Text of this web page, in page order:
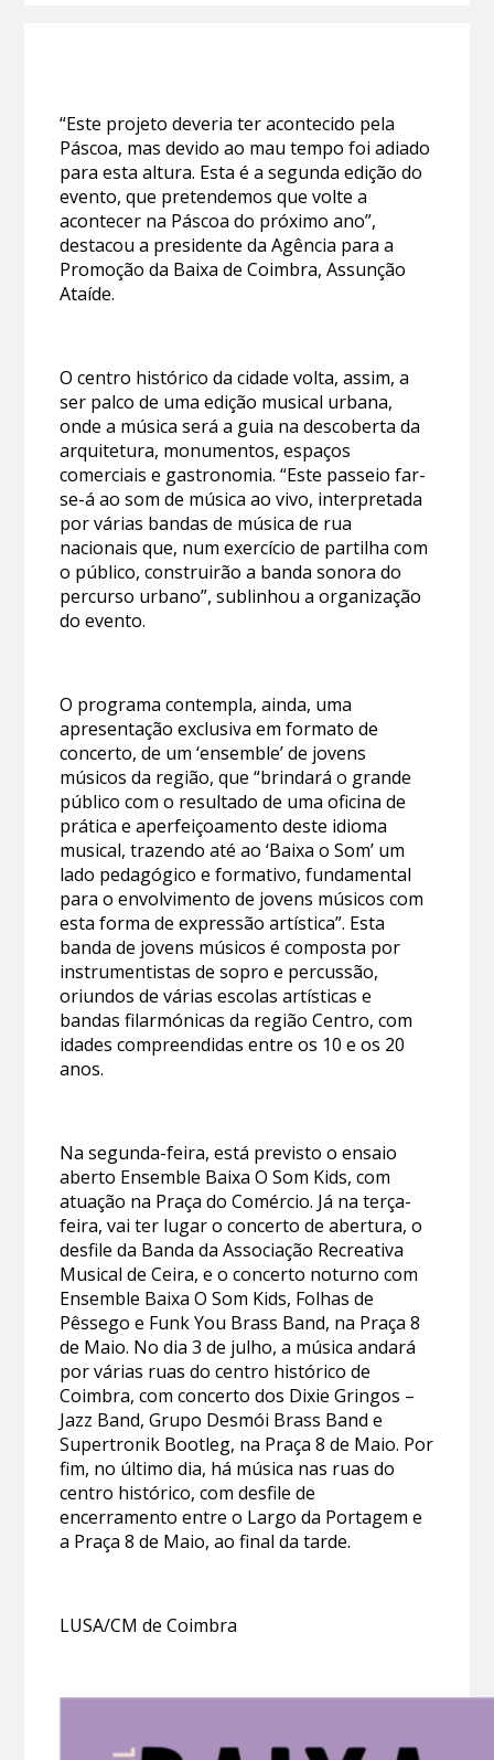
“Este projeto deveria ter acontecido pela
Páscoa, mas devido ao mau tempo foi adiado
para esta altura. Esta é a segunda edição do
evento, que pretendemos que volte a
acontecer na Páscoa do próximo ano”,
destacou a presidente da Agência para a
Promoção da Baixa de Coimbra, Assunção
Ataíde.
O centro histórico da cidade volta, assim, a
ser palco de uma edição musical urbana,
onde a música será a guia na descoberta da
arquitetura, monumentos, espaços
comerciais e gastronomia. “Este passeio far-
se-á ao som de música ao vivo, interpretada
por várias bandas de música de rua
nacionais que, num exercício de partilha com
o público, construirão a banda sonora do
percurso urbano”, sublinhou a organização
do evento.
O programa contempla, ainda, uma
apresentação exclusiva em formato de
concerto, de um ‘ensemble’ de jovens
músicos da região, que “brindará o grande
público com o resultado de uma oficina de
prática e aperfeiçoamento deste idioma
musical, trazendo até ao ‘Baixa o Som’ um
lado pedagógico e formativo, fundamental
para o envolvimento de jovens músicos com
esta forma de expressão artística”. Esta
banda de jovens músicos é composta por
instrumentistas de sopro e percussão,
oriundos de várias escolas artísticas e
bandas filarmónicas da região Centro, com
idades compreendidas entre os 10 e os 20
anos.
Na segunda-feira, está previsto o ensaio
aberto Ensemble Baixa O Som Kids, com
atuação na Praça do Comércio. Já na terça-
feira, vai ter lugar o concerto de abertura, o
desfile da Banda da Associação Recreativa
Musical de Ceira, e o concerto noturno com
Ensemble Baixa O Som Kids, Folhas de
Pêssego e Funk You Brass Band, na Praça 8
de Maio. No dia 3 de julho, a música andará
por várias ruas do centro histórico de
Coimbra, com concerto dos Dixie Gringos –
Jazz Band, Grupo Desmói Brass Band e
Supertronik Bootleg, na Praça 8 de Maio. Por
fim, no último dia, há música nas ruas do
centro histórico, com desfile de
encerramento entre o Largo da Portagem e
a Praça 8 de Maio, ao final da tarde.
LUSA/CM de Coimbra